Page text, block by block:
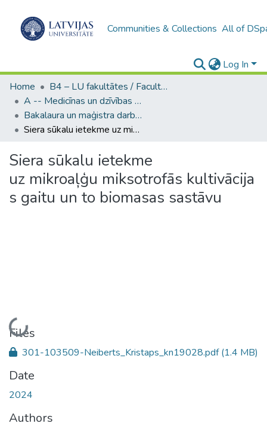
Communities & Collections All of
Log In
Home
B4 – LU fakultātes / Faculties of the UL
A -- Medicīnas un dzīvības zinātņu fakultāte / Faculty of Medicine and Life Sciences
Bakalaura un maģistra darbi (MDZF) / Bachelor's and Master's theses
Siera sūkalu ietekme uz mikroaļģu miksotrofās kultivācijas gaitu un to biomasas sastāvu
Siera sūkalu ietekme
uz mikroaļģu miksotrofās kultivācija
s gaitu un to biomasas sastāvu
Loading...
Files
301-103509-Neiberts_Kristaps_kn19028.pdf(1.4 MB)
Date
2024
Authors